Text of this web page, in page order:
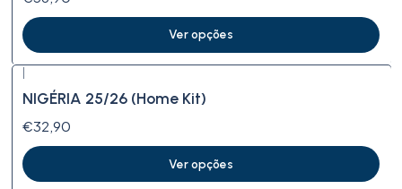
Ver opções
|
NIGÉRIA 25/26 (Home Kit)
€32,90
Ver opções